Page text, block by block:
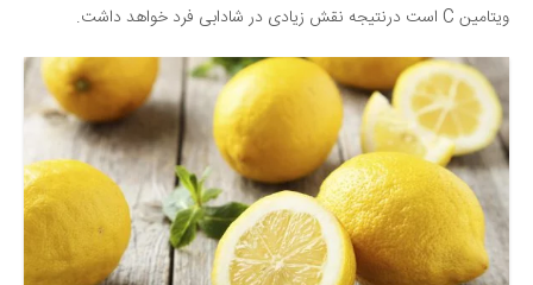
سینما و تئاتر
تلویزیون
موسیقی
چهره‌ها
عکاسی و هنرهای تجسمی
کتاب و کتاب‌خوانی
تاریخ
ویتامین C است درنتیجه نقش زیادی در شادابی فرد خواهد داشت.